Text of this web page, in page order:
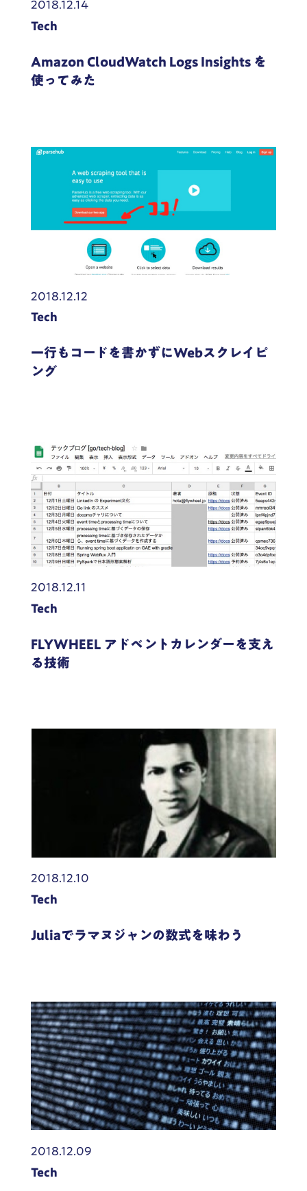
2018.12.14
Tech
Amazon CloudWatch Logs Insights を
使ってみた
2018.12.12
Tech
一行もコードを書かずにWebスクレイピ
ング
2018.12.11
Tech
FLYWHEEL アドベントカレンダーを支え
る技術
2018.12.10
Tech
Juliaでラマヌジャンの数式を味わう
2018.12.09
Tech